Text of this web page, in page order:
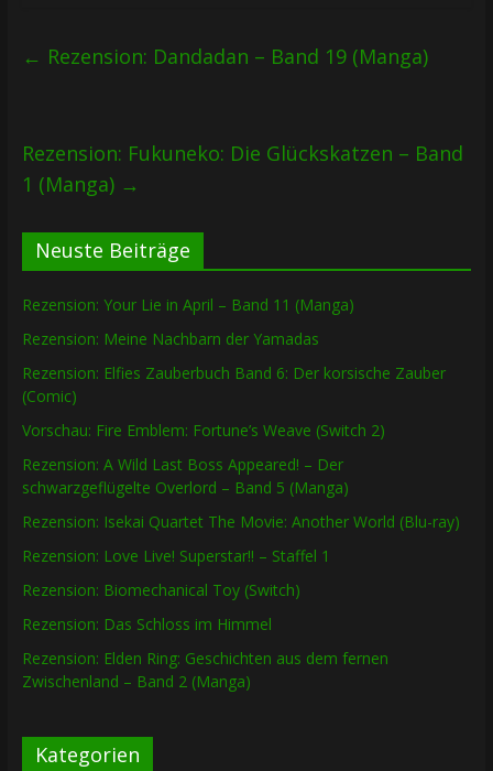
← Rezension: Dandadan – Band 19 (Manga)
Rezension: Fukuneko: Die Glückskatzen – Band
1 (Manga) →
Neuste Beiträge
Rezension: Your Lie in April – Band 11 (Manga)
Rezension: Meine Nachbarn der Yamadas
Rezension: Elfies Zauberbuch Band 6: Der korsische Zauber
(Comic)
Vorschau: Fire Emblem: Fortune’s Weave (Switch 2)
Rezension: A Wild Last Boss Appeared! – Der
schwarzgeflügelte Overlord – Band 5 (Manga)
Rezension: Isekai Quartet The Movie: Another World (Blu-ray)
Rezension: Love Live! Superstar!! – Staffel 1
Rezension: Biomechanical Toy (Switch)
Rezension: Das Schloss im Himmel
Rezension: Elden Ring: Geschichten aus dem fernen
Zwischenland – Band 2 (Manga)
Kategorien